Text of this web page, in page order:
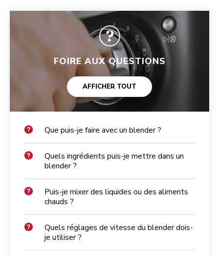
FOIRE AUX QUESTIONS
AFFICHER TOUT
Que puis-je faire avec un blender ?
Quels ingrédients puis-je mettre dans un
blender ?
Puis-je mixer des liquides ou des aliments
chauds ?
Quels réglages de vitesse du blender dois-
je utiliser ?